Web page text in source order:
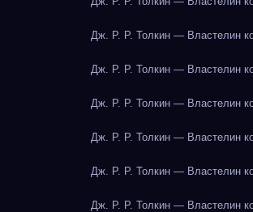
Дж. Р. Р. Толкин — Властелин
Дж. Р. Р. Толкин — Властелин
Дж. Р. Р. Толкин — Властелин
Дж. Р. Р. Толкин — Властелин
Дж. Р. Р. Толкин — Властелин
Дж. Р. Р. Толкин — Властелин